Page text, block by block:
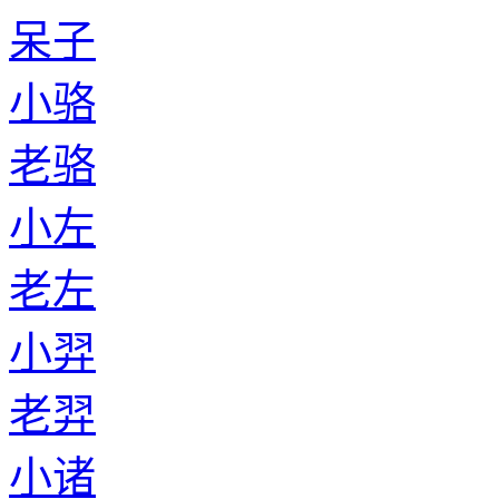
呆子
小骆
老骆
小左
老左
小羿
老羿
小诸